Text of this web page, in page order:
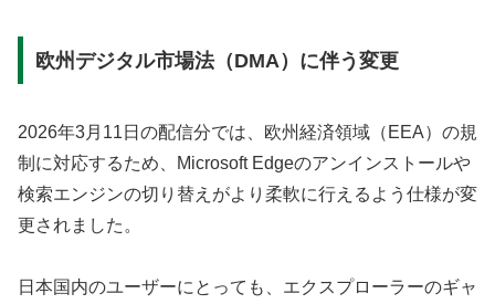
欧州デジタル市場法（DMA）に伴う変更
2026年3月11日の配信分では、欧州経済領域（EEA）の規
制に対応するため、Microsoft Edgeのアンインストールや
検索エンジンの切り替えがより柔軟に行えるよう仕様が変
更されました。
日本国内のユーザーにとっても、エクスプローラーのギャ